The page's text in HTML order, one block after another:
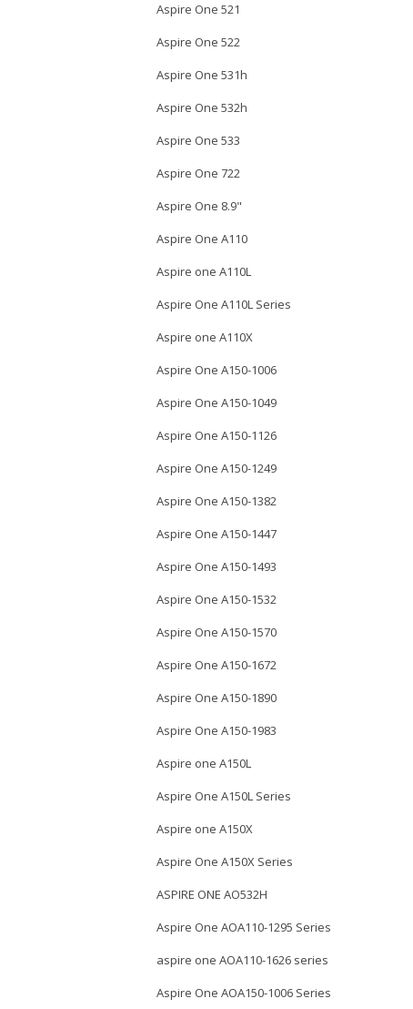
Aspire One 521
Aspire One 522
Aspire One 531h
Aspire One 532h
Aspire One 533
Aspire One 722
Aspire One 8.9"
Aspire One A110
Aspire one A110L
Aspire One A110L Series
Aspire one A110X
Aspire One A150-1006
Aspire One A150-1049
Aspire One A150-1126
Aspire One A150-1249
Aspire One A150-1382
Aspire One A150-1447
Aspire One A150-1493
Aspire One A150-1532
Aspire One A150-1570
Aspire One A150-1672
Aspire One A150-1890
Aspire One A150-1983
Aspire one A150L
Aspire One A150L Series
Aspire one A150X
Aspire One A150X Series
ASPIRE ONE AO532H
Aspire One AOA110-1295 Series
aspire one AOA110-1626 series
Aspire One AOA150-1006 Series